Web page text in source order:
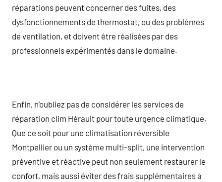
réparations peuvent concerner des fuites, des
dysfonctionnements de thermostat, ou des problèmes
de ventilation, et doivent être réalisées par des
professionnels expérimentés dans le domaine.
Enfin, n’oubliez pas de considérer les services de
réparation clim Hérault pour toute urgence climatique.
Que ce soit pour une climatisation réversible
Montpellier ou un système multi-split, une intervention
préventive et réactive peut non seulement restaurer le
confort, mais aussi éviter des frais supplémentaires à